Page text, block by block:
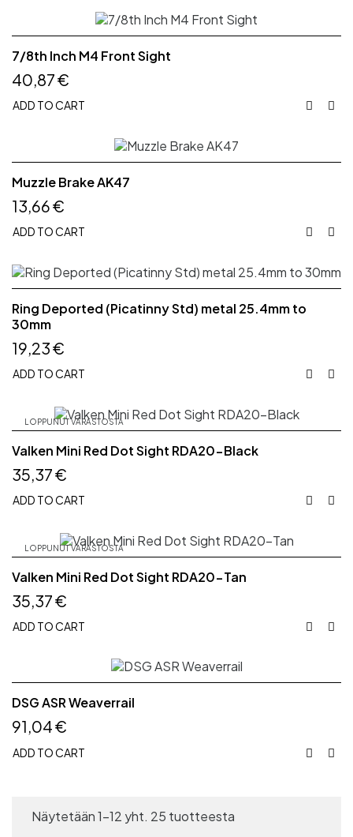
7/8th Inch M4 Front Sight
40,87 €
ADD TO CART  
Muzzle Brake AK47
13,66 €
ADD TO CART  
Ring Deported (Picatinny Std) metal 25.4mm to
30mm
19,23 €
ADD TO CART  
LOPPUNUT VARASTOSTA
Valken Mini Red Dot Sight RDA20-Black
35,37 €
ADD TO CART  
LOPPUNUT VARASTOSTA
Valken Mini Red Dot Sight RDA20-Tan
35,37 €
ADD TO CART  
DSG ASR Weaverrail
91,04 €
ADD TO CART  
Näytetään 1-12 yht. 25 tuotteesta